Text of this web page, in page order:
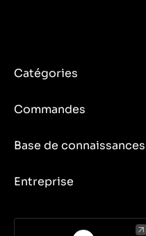
Catégories
Commandes
Base de connaissances
Entreprise